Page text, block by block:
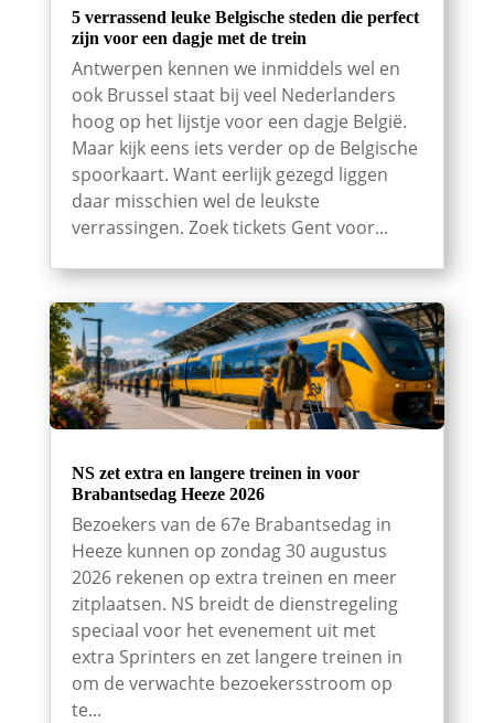
5 verrassend leuke Belgische steden die perfect
zijn voor een dagje met de trein
Antwerpen kennen we inmiddels wel en
ook Brussel staat bij veel Nederlanders
hoog op het lijstje voor een dagje België.
Maar kijk eens iets verder op de Belgische
spoorkaart. Want eerlijk gezegd liggen
daar misschien wel de leukste
verrassingen. Zoek tickets Gent voor...
NS zet extra en langere treinen in voor
Brabantsedag Heeze 2026
Bezoekers van de 67e Brabantsedag in
Heeze kunnen op zondag 30 augustus
2026 rekenen op extra treinen en meer
zitplaatsen. NS breidt de dienstregeling
speciaal voor het evenement uit met
extra Sprinters en zet langere treinen in
om de verwachte bezoekersstroom op
te...